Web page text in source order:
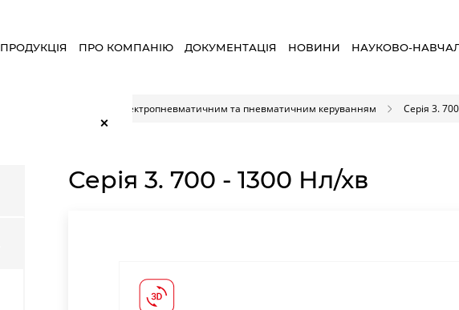
ПРОДУКЦІЯ ПРО КОМПАНІЮ ДОКУМЕНТАЦІЯ НОВИНИ НАУКОВО-
×
Розподільники з електропневматичним та пневматичним керуванням Серія 3.
Серія 3. 700 - 1300 Нл/хв